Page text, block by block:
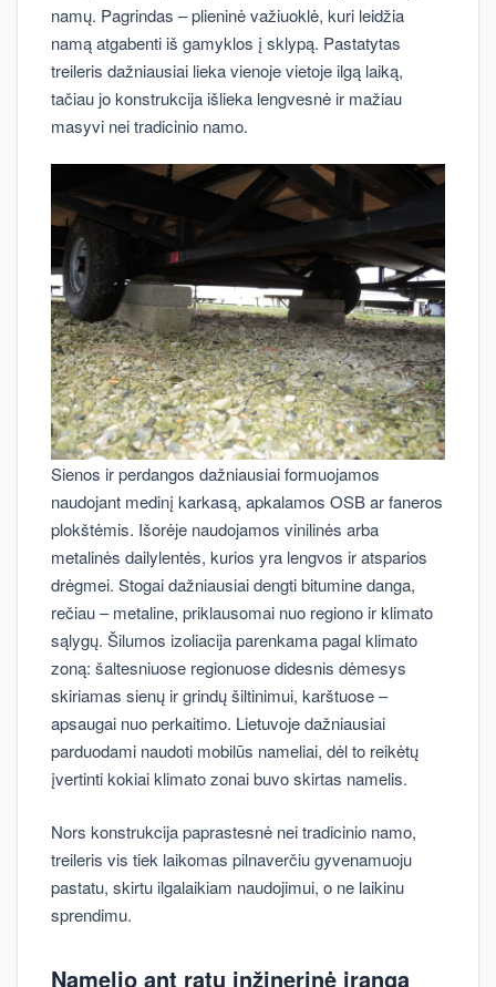
namų. Pagrindas – plieninė važiuoklė, kuri leidžia
namą atgabenti iš gamyklos į sklypą. Pastatytas
treileris dažniausiai lieka vienoje vietoje ilgą laiką,
tačiau jo konstrukcija išlieka lengvesnė ir mažiau
masyvi nei tradicinio namo.
Sienos ir perdangos dažniausiai formuojamos
naudojant medinį karkasą, apkalamos OSB ar faneros
plokštėmis. Išorėje naudojamos vinilinės arba
metalinės dailylentės, kurios yra lengvos ir atsparios
drėgmei. Stogai dažniausiai dengti bitumine danga,
rečiau – metaline, priklausomai nuo regiono ir klimato
sąlygų. Šilumos izoliacija parenkama pagal klimato
zoną: šaltesniuose regionuose didesnis dėmesys
skiriamas sienų ir grindų šiltinimui, karštuose –
apsaugai nuo perkaitimo. Lietuvoje dažniausiai
parduodami naudoti mobilūs nameliai, dėl to reikėtų
įvertinti kokiai klimato zonai buvo skirtas namelis.
Nors konstrukcija paprastesnė nei tradicinio namo,
treileris vis tiek laikomas pilnaverčiu gyvenamuoju
pastatu, skirtu ilgalaikiam naudojimui, o ne laikinu
sprendimu.
Namelio ant ratų inžinerinė įranga